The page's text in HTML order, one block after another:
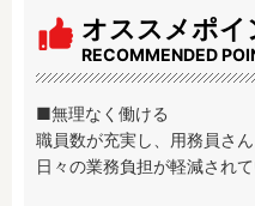
オススメポイ
RECOMMENDED
■無理なく働ける
職員数が充実し、用務員さん
日々の業務負担が軽減されて
小規模認可保育園
病院内保育所
学童保育施設
子育て支援センター
放課後等デイサービ